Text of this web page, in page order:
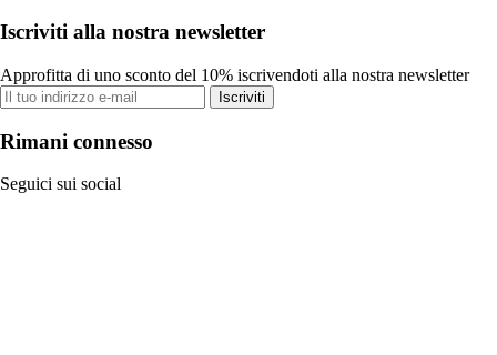
Iscriviti alla nostra newsletter
Approfitta di uno sconto del 10% iscrivendoti alla nostra newsletter
Iscriviti
Rimani connesso
Seguici sui social